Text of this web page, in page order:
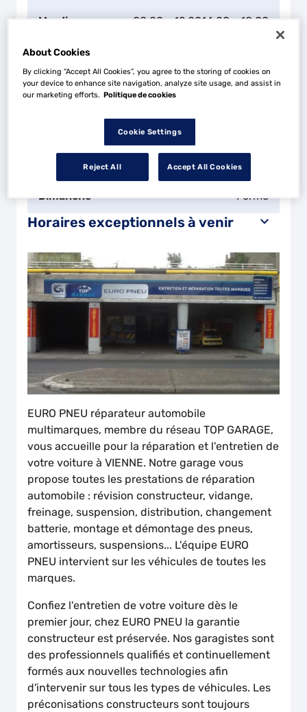
Mardi 08:00 - 12:0014:00 - 18:00
Mercredi
Jeudi 08:00 - 12:00 14:00 - 18:00
08:00 - 12:00
08:00 - 12:00
Dimanche Fermé
Horaires exceptionnels à venir
EURO PNEU réparateur automobile
multimarques, membre du réseau TOP GARAGE,
vous accueille pour la réparation et l'entretien de
votre voiture à VIENNE. Notre garage vous
propose toutes les prestations de réparation
automobile : révision constructeur, vidange,
freinage, suspension, distribution, changement
batterie, montage et démontage des pneus,
amortisseurs, suspensions... L'équipe EURO
PNEU intervient sur les véhicules de toutes les
marques.
Confiez l'entretien de votre voiture dès le
premier jour, chez EURO PNEU la garantie
constructeur est préservée. Nos garagistes sont
des professionnels qualifiés et continuellement
formés aux nouvelles technologies afin
d'intervenir sur tous les types de véhicules. Les
préconisations constructeurs sont toujours
About Cookies
By clicking “Accept All Cookies”, you agree to the storing of cookies on
your device to enhance site navigation, analyze site usage, and assist in
our marketing efforts. Politique de cookies
Cookie Settings
Reject All Accept All Cookies